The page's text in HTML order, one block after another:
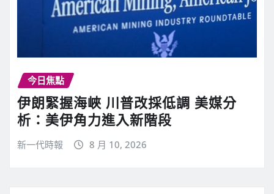
今日焦點
伊朗緊握海峽 川普改採低調 美媒分
析：美伊角力進入新階段
新一代時報 8 月 10, 2026